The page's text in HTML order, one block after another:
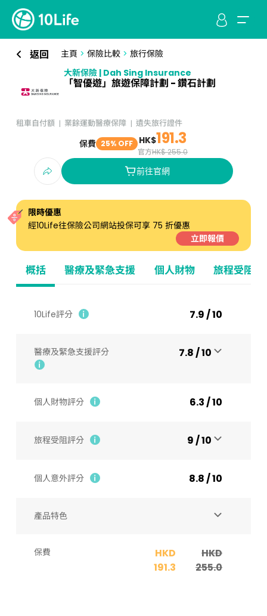
返回 主頁 > 保險比較> 旅行保險
大新保險 | Dah Sing Insurance
「智優遊」旅遊保障計劃 - 鑽石計劃
租車自付額 業餘運動醫療保障 遺失旅行證件
保費 25% OFF HK$191.3
官方HK$ 255.0
前往官網
概括 醫療及緊急支援 個人財物 旅程受阻
限時優惠
經10Life往保險公司網站投保可享 75 折優惠
立即報價
10Life評分 7.9 / 10
醫療及緊急支援評分 7.8 / 10
個人財物評分 6.3 / 10
旅程受阻評分 9 / 10
個人意外評分 8.8 / 10
產品特色
保費
HKD
191.3
HKD
255.0